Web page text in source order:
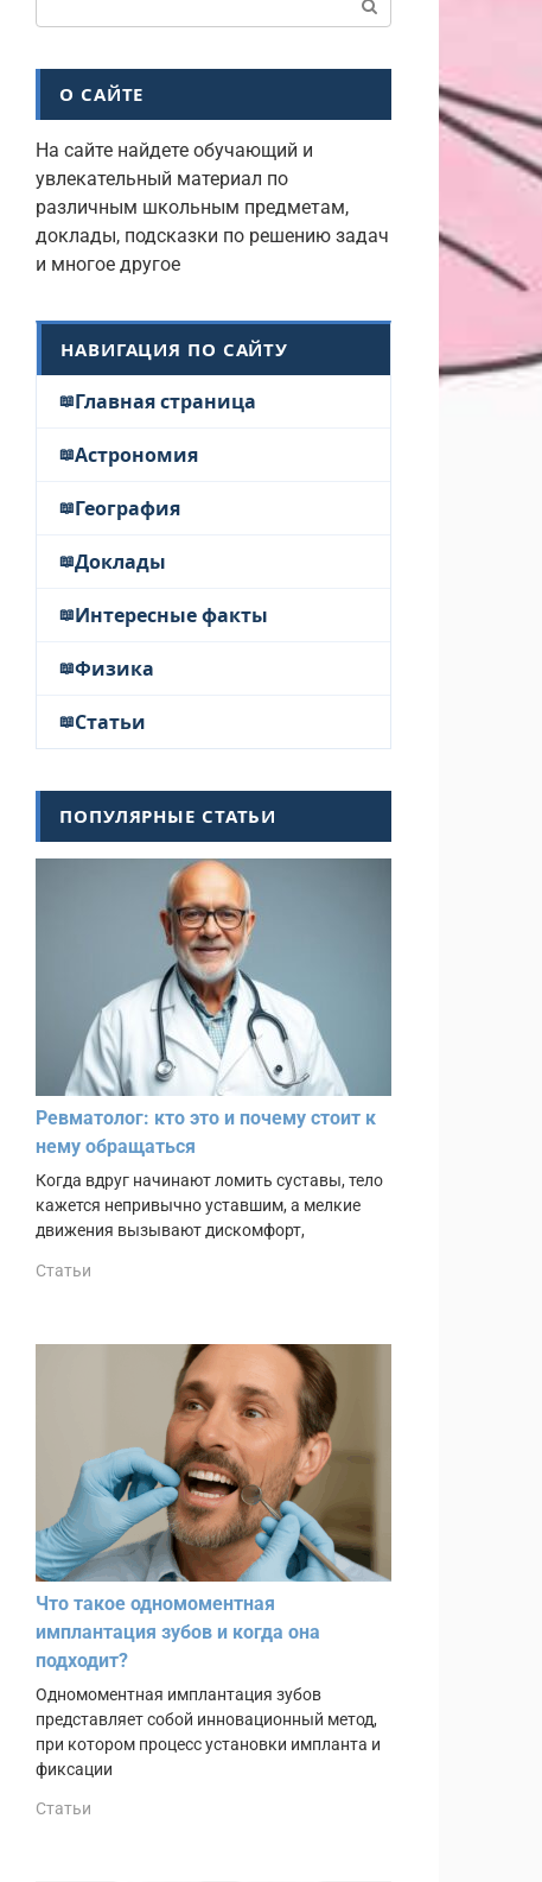
О САЙТЕ
На сайте найдете обучающий и
увлекательный материал по
различным школьным предметам,
доклады, подсказки по решению задач
и многое другое
НАВИГАЦИЯ ПО САЙТУ
Главная страница
Астрономия
География
Доклады
Интересные факты
Физика
Статьи
ПОПУЛЯРНЫЕ СТАТЬИ
Ревматолог: кто это и почему стоит к
нему обращаться
Когда вдруг начинают ломить суставы, тело
кажется непривычно уставшим, а мелкие
движения вызывают дискомфорт,
Статьи
Что такое одномоментная
имплантация зубов и когда она
подходит?
Одномоментная имплантация зубов
представляет собой инновационный метод,
при котором процесс установки импланта и
фиксации
Статьи